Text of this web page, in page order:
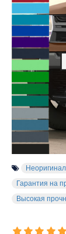
Гарантия на
Высокая